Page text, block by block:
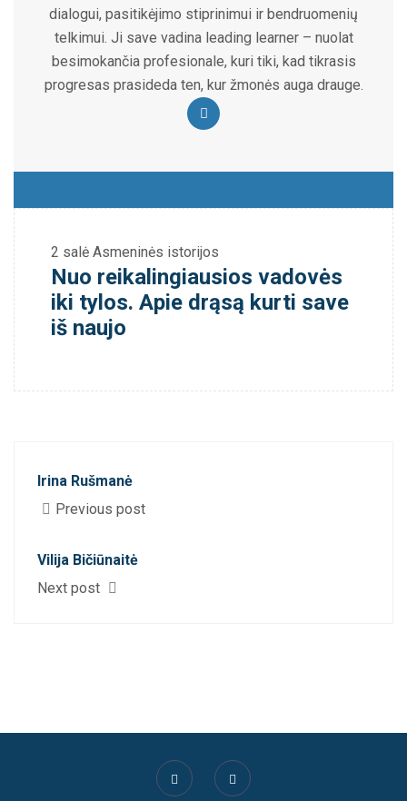
dialogui, pasitikėjimo stiprinimui ir bendruomenių
telkimui. Ji save vadina leading learner – nuolat
besimokančia profesionale, kuri tiki, kad tikrasis
progresas prasideda ten, kur žmonės auga drauge.
2 salė Asmeninės istorijos
Nuo reikalingiausios vadovės
iki tylos. Apie drąsą kurti save
iš naujo
Irina Rušmanė
Previous post
Vilija Bičiūnaitė
Next post